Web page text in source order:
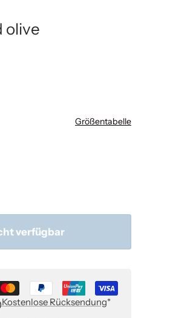
olive
Größentabelle
verfügbar
Kostenlose Rücksendung*